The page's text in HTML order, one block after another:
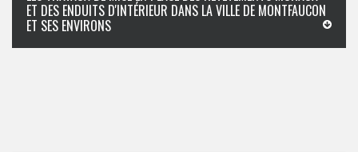
ET DES ENDUITS D'INTÉRIEUR DANS LA VILLE DE MONTFAUCON
ET SES ENVIRONS